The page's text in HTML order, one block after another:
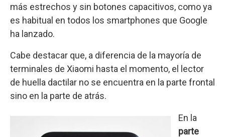
más estrechos y sin botones capacitivos, como ya
es habitual en todos los smartphones que Google
ha lanzado.
Cabe destacar que, a diferencia de la mayoría de
terminales de Xiaomi hasta el momento, el lector
de huella dactilar no se encuentra en la parte frontal
sino en la parte de atrás.
En la
parte